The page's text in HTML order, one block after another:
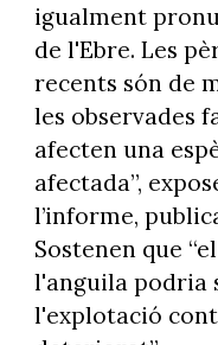
igualment
de l'Ebre. Les
recents són de
les observades
afecten una
afectada”,
l’informe,
Sostenen que
l'anguila podria
l'explotació